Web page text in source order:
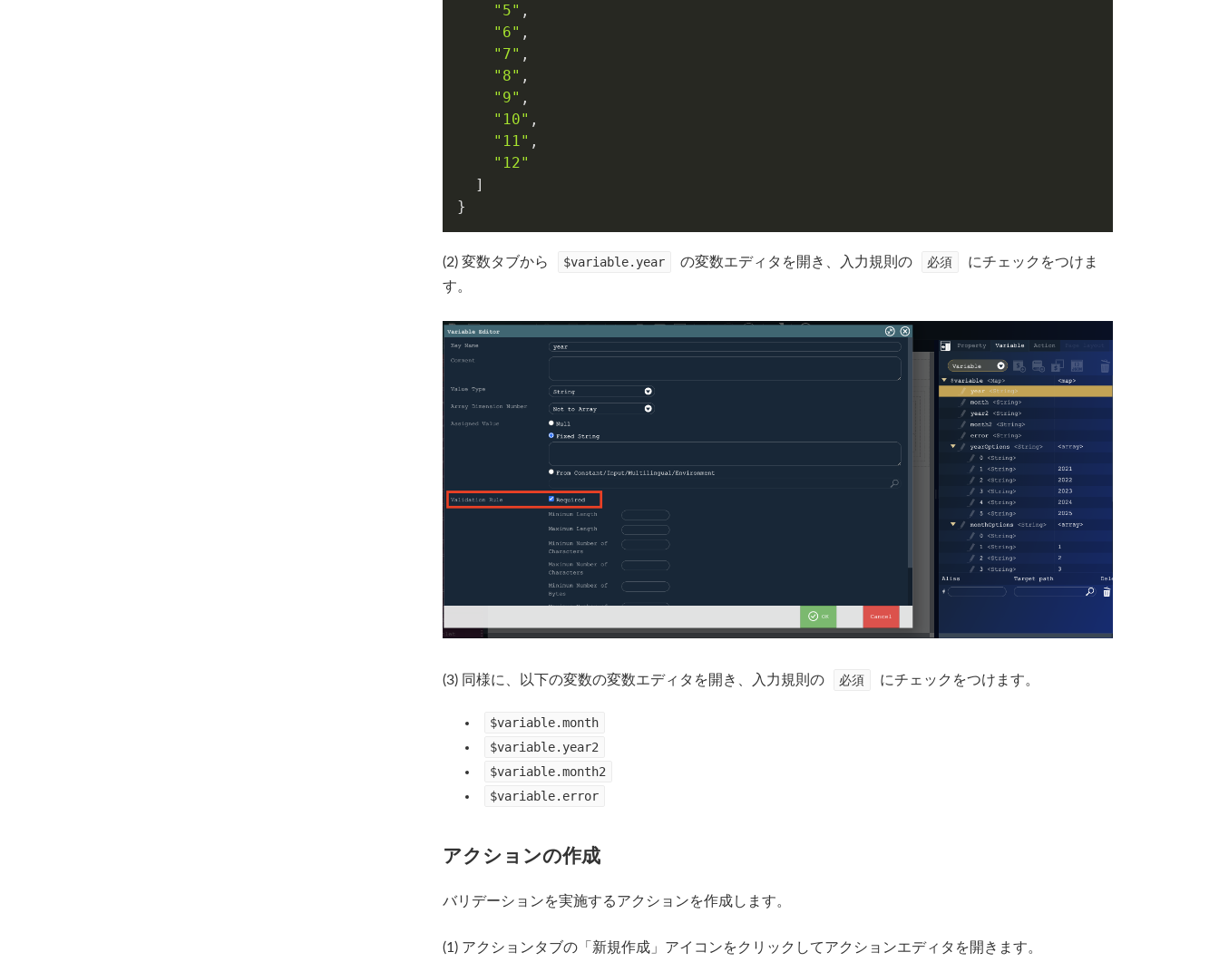
"5" ,
"6" ,
"7" ,
"8" ,
"9" ,
"10" ,
"11" ,
"12"
  ]
(2) 変数タブから $variable.year の変数エディタを開き、入力規則の 必須
にチェックをつけま
す。
(3) 同様に、以下の変数の変数エディタを開き、入力規則の 必須 にチェックをつけます。
$variable.month
$variable.year2
$variable.month2
$variable.error
アクションの作成
バリデーションを実施するアクションを作成します。
(1) アクションタブの「新規作成」アイコンをクリックしてアクションエディタを開きます。